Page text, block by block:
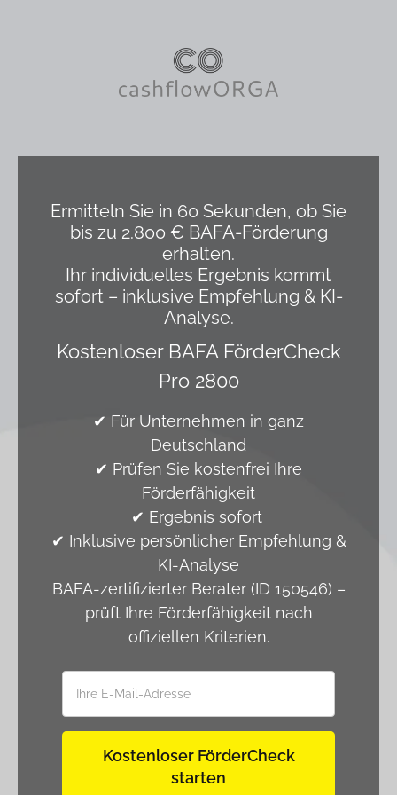
Ermitteln Sie in 60 Sekunden, ob Sie
bis zu 2.800 € BAFA-Förderung
erhalten.
Ihr individuelles Ergebnis kommt
sofort – inklusive Empfehlung & KI-
Analyse.
Kostenloser BAFA FörderCheck
Pro 2800
✔ Für Unternehmen in ganz
Deutschland
✔ Prüfen Sie kostenfrei Ihre
Förderfähigkeit
✔ Ergebnis sofort
✔ Inklusive persönlicher Empfehlung &
KI-Analyse
BAFA-zertifizierter Berater (ID 150546) –
prüft Ihre Förderfähigkeit nach
offiziellen Kriterien.
Kostenloser FörderCheck
starten